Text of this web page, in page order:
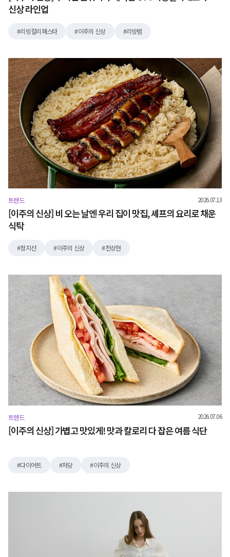
신상 라인업
리빙컬리페스타 이주의 신상 리빙템
트렌드 2026.07.13
[이주의 신상] 비 오는 날엔 우리 집이 맛집, 셰프의 요리로 채운
식탁
정지선 이주의 신상 천상현
트렌드 2026.07.06
[이주의 신상] 가볍고 맛있게! 맛과 칼로리 다 잡은 여름 식단
다이어트 저당 이주의 신상